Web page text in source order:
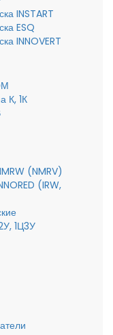
INSTART
ESQ
INNOVERT
К, 1К
(NMRV)
(IRW,
1Ц3У